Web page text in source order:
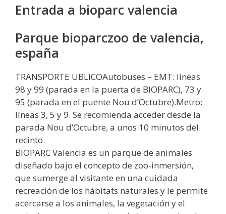
Entrada a bioparc valencia
Parque bioparczoo de valencia,
españa
TRANSPORTE UBLICOAutobuses – EMT: líneas
98 y 99 (parada en la puerta de BIOPARC), 73 y
95 (parada en el puente Nou d’Octubre).Metro:
líneas 3, 5 y 9. Se recomienda acceder desde la
parada Nou d’Octubre, a unos 10 minutos del
recinto.
BIOPARC Valencia es un parque de animales
diseñado bajo el concepto de zoo-inmersión,
que sumerge al visitante en una cuidada
recreación de los hábitats naturales y le permite
acercarse a los animales, la vegetación y el